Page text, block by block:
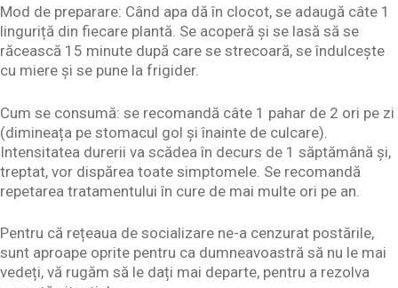
Mod de preparare: Când apa dă în clocot, se adaugă câte 1
linguriță din fiecare plantă. Se acoperă și se lasă să se
răcească 15 minute după care se strecoară, se îndulcește
cu miere și se pune la frigider.
Cum se consumă: se recomandă câte 1 pahar de 2 ori pe zi
(dimineața pe stomacul gol și înainte de culcare).
Intensitatea durerii va scădea în decurs de 1 săptămână și,
treptat, vor dispărea toate simptomele. Se recomandă
repetarea tratamentului în cure de mai multe ori pe an.
Pentru că rețeaua de socializare ne-a cenzurat postările,
sunt aproape oprite pentru ca dumneavoastră să nu le mai
vedeți, vă rugăm să le dați mai departe, pentru a rezolva